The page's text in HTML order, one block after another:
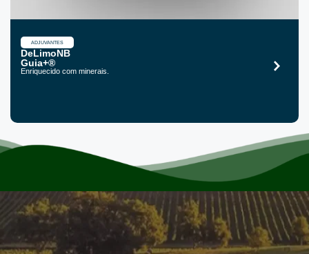
ADJUVANTES
DeLimoNB
Guia+®
Enriquecido com minerais.